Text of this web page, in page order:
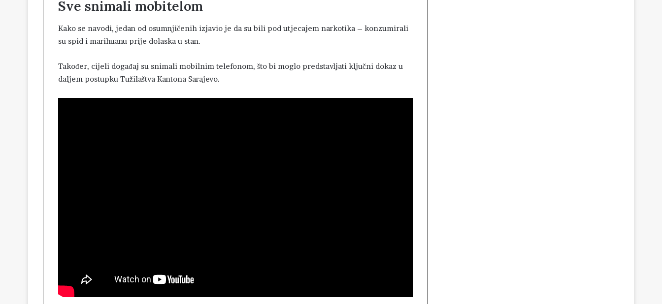
Sve snimali mobitelom
Kako se navodi, jedan od osumnjičenih izjavio je da su bili pod utjecajem narkotika – konzumirali
su spid i marihuanu prije dolaska u stan.
Također, cijeli događaj su snimali mobilnim telefonom, što bi moglo predstavljati ključni dokaz u
daljem postupku Tužilaštva Kantona Sarajevo.